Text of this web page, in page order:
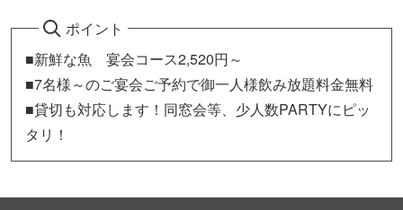
ポイント
■新鮮な魚 宴会コース2,520円～
■7名様～のご宴会ご予約で御一人様飲み放題料金無料
■貸切も対応します！同窓会等、少人数PARTYにピッ
タリ！